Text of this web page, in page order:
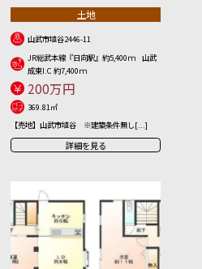
土地
山武市埴谷2446-11
JR総武本線『日向駅』約5,400ｍ 山武
成東I.C 約7,400ｍ
200万円
369.81㎡
【売地】山武市埴谷 ※建築条件無し[...]
詳細を見る